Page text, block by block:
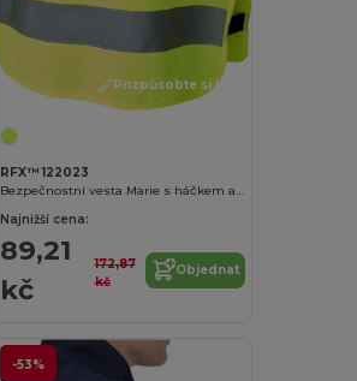
Přizpůsobte si to!
RFX™ 122023
Bezpečnostní vesta Marie s háčkem a smyčkou pro děti ve věku 7–12 let
Najnižší cena:
89,21
kč
172,87
kč
Objednat
-53%